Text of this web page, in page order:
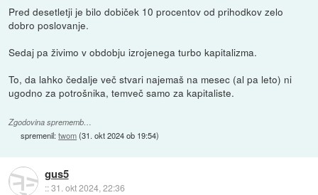
Pred desetletji je bilo dobiček 10 procentov od prihodkov zelo
dobro poslovanje.
Sedaj pa živimo v obdobju izrojenega turbo kapitalizma.
To, da lahko čedalje več stvari najemaš na mesec (al pa leto) ni
ugodno za potrošnika, temveč samo za kapitaliste.
Zgodovina sprememb…
spremenil:twom(31. okt 2024 ob 19:54)
gus5
::31. okt 2024, 22:36